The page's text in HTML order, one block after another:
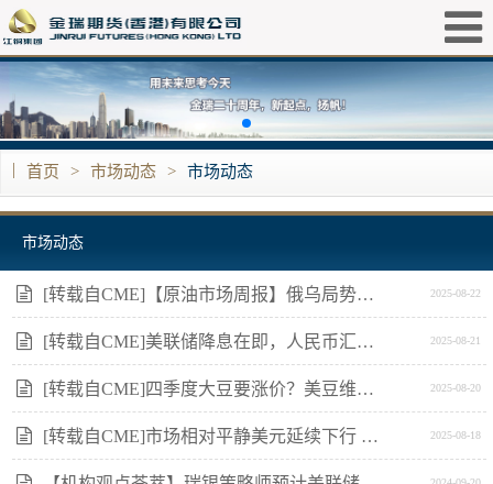
| 首页 > 市场动态 > 市场动态
市场动态
[转载自CME]【原油市场周报】俄乌局势尚无定论 观望情绪升温油价涨跌不一 2025-08-22
[转载自CME]美联储降息在即，人民币汇率何去何从？ 2025-08-21
[转载自CME]四季度大豆要涨价？美豆维持“0”买船 2025-08-20
[转载自CME]市场相对平静美元延续下行 上周五美俄会晤圆满结束 2025-08-18